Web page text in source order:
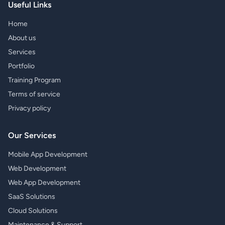
Useful Links
Home
About us
Services
Portfolio
Training Program
Terms of service
Privacy policy
Our Services
Mobile App Development
Web Development
Web App Development
SaaS Solutions
Cloud Solutions